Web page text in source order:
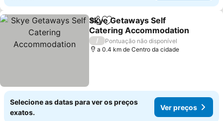
PartilharAdicionar aos favoritos
Skye Getaways Self
Catering Accommodation
/
Pontuação não disponível
a 0.4 km de Centro da cidade
Selecione as datas para ver os preços
exatos.
Ver preços